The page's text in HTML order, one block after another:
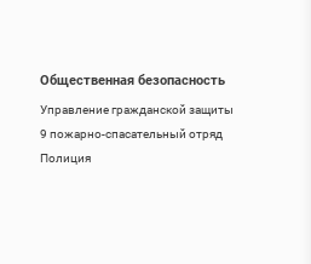
Общественная безопасность
Управление гражданской защиты
9 пожарно-спасательный отряд
Полиция